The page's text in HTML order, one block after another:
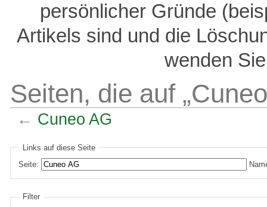
persönlicher Gründe
Artikels sind und die
wenden
Seiten, die auf
← Cuneo AG
Links auf diese Seite
Seite:
Filter